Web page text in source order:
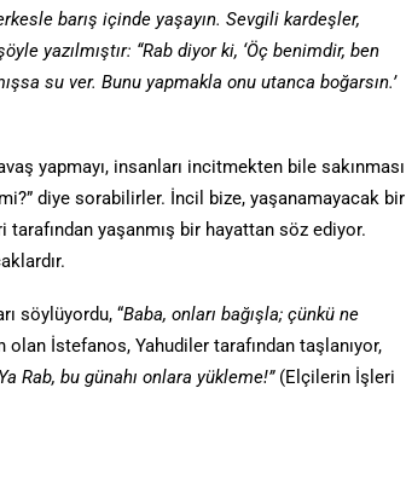
barış içinde yaşayın. Sevgili kardeşler,
yazılmıştır: “Rab diyor ki, ‘Öç benimdir, ben
su ver. Bunu yapmakla onu utanca boğarsın.’
yapmayı, insanları incitmekten bile sakınması
diye sorabilirler. İncil bize, yaşanamayacak bir
yaşanmış bir hayattan söz ediyor.
söylüyordu, “Baba, onları bağışla; çünkü ne
olan İstefanos, Yahudiler tarafından taşlanıyor,
Rab, bu günahı onlara yükleme!”(Elçilerin İşleri